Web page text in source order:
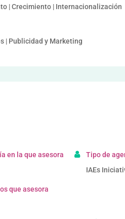
| Crecimiento | Internacionalización
| Publicidad y Marketing
en la que asesora
Tipo de
IAEs
que asesora